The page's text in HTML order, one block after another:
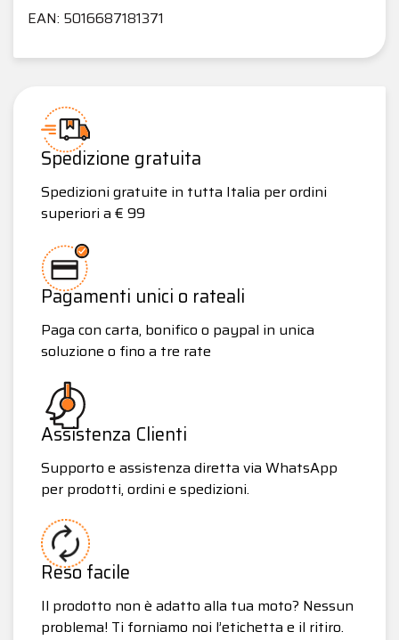
EAN: 5016687181371
Spedizione gratuita
Spedizioni gratuite in tutta Italia per ordini
superiori a € 99
Pagamenti unici o rateali
Paga con carta, bonifico o paypal in unica
soluzione o fino a tre rate
Assistenza Clienti
Supporto e assistenza diretta via WhatsApp
per prodotti, ordini e spedizioni.
Reso facile
Il prodotto non è adatto alla tua moto? Nessun
problema! Ti forniamo noi l’etichetta e il ritiro.